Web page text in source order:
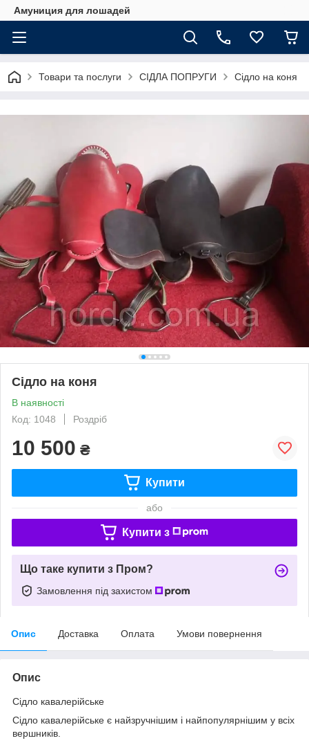
Амуниция для лошадей
Товари та послуги СІДЛА ПОПРУГИ Сідло на коня
Сідло на коня
В наявності
Код: 1048
Роздріб
10 500 ₴
Купити
або
Купити з
Що таке купити з Пром?
Замовлення під захистом
Опис Доставка Оплата Умови повернення
Опис
Сідло кавалерійське
Сідло кавалерійське є найзручнішим і найпопулярнішим у всіх
вершників.